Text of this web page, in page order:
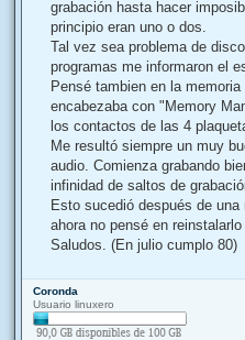
j
grabación hasta hacer
principio eran uno o dos.
Tal vez sea problema de
programas me informaron el
Pensé tambien en la
encabezaba con "Memory
los contactos de las 4
Me resultó siempre un muy
audio. Comienza grabando
infinidad de saltos de
Esto sucedió después de
ahora no pensé en
Saludos. (En julio cumplo 80)
Coronda
Usuario linuxero